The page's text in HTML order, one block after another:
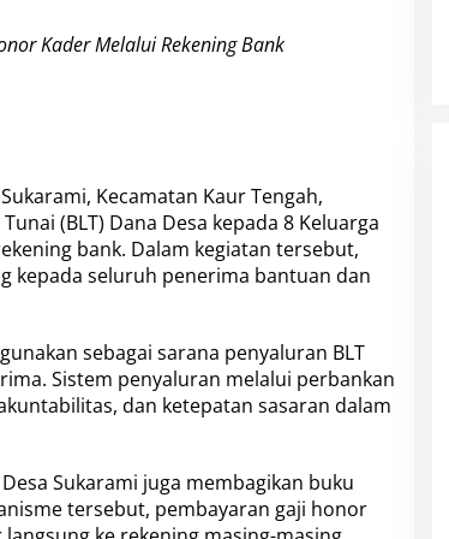
Kader Melalui Rekening Bank
Kecamatan Kaur Tengah,
(BLT) Dana Desa kepada 8 Keluarga
bank. Dalam kegiatan tersebut,
kepada seluruh penerima bantuan dan
sebagai sarana penyaluran BLT
Sistem penyaluran melalui perbankan
dan ketepatan sasaran dalam
Sukarami juga membagikan buku
tersebut, pembayaran gaji honor